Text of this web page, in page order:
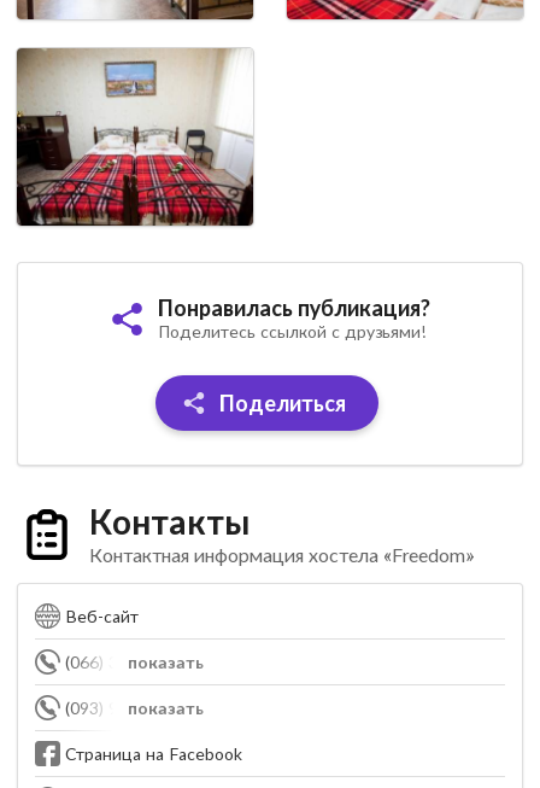
Понравилась публикация?
Поделитесь ссылкой с друзьями!
Поделиться
Контакты
Контактная информация хостела «Freedom»
Веб-сайт
показать
(066) 350-93-97
показать
(093) 985-85-82
Страница на Facebook